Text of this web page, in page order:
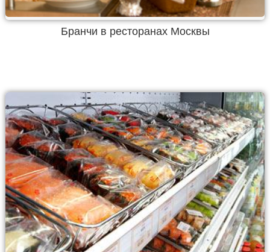
Бранчи в ресторанах Москвы